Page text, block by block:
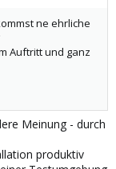
ne ehrliche
Auftritt und ganz
Meinung - durch
produktiv